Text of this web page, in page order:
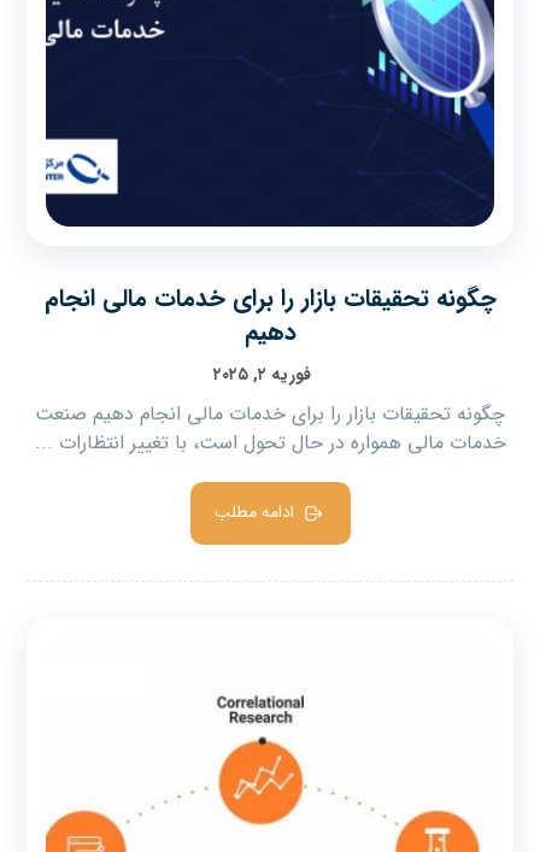
چگونه تحقیقات بازار را برای خدمات مالی انجام
دهیم
فوریه ۲, ۲۰۲۵
چگونه تحقیقات بازار را برای خدمات مالی انجام دهیم صنعت
خدمات مالی همواره در حال تحول است، با تغییر انتظارات ...
ادامه مطلب